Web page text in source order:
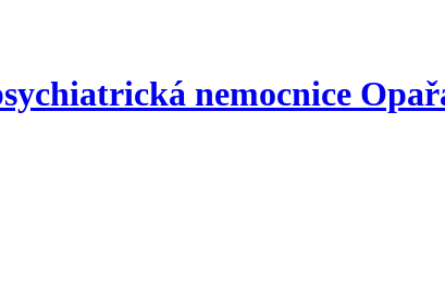
nemocnice